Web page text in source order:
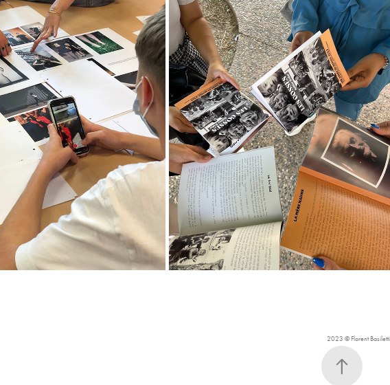
IMAGESIN - EUX ÉMOIS
2020
ANNÉE EN IMAGES
2022
2023 © Florent Basiletti